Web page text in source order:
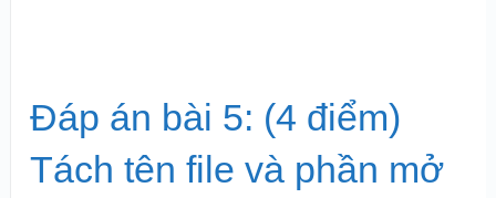
Đáp án bài 5: (4 điểm)
Tách tên file và phần mở